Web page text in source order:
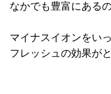
なかでも豊富にある
マイナスイオンをい
フレッシュの効果が